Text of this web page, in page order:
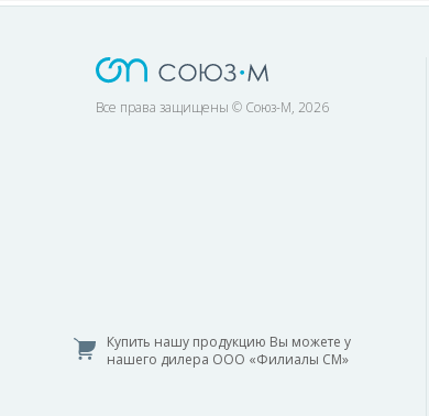
Все права защищены © Союз-М, 2026
Купить нашу продукцию Вы можете у
нашего дилера ООО «Филиалы СМ»